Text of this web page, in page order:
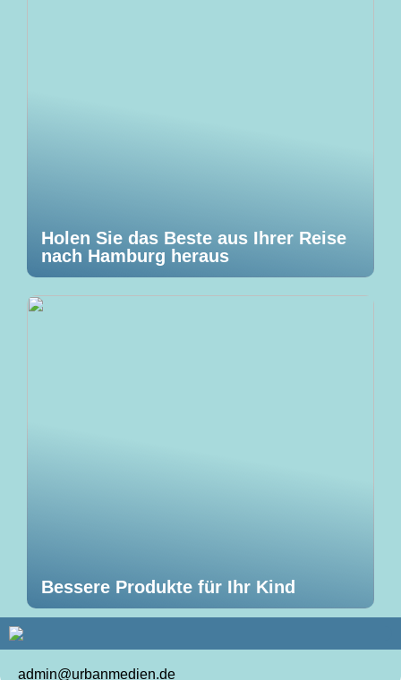
Holen Sie das Beste aus Ihrer Reise
nach Hamburg heraus
Bessere Produkte für Ihr Kind
admin@urbanmedien.de